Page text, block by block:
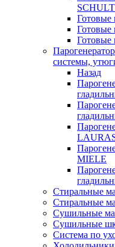
Готовые
Готовые
Готовые
системы,
Назад
MIELE
Стиральные
Стиральные
Сушильные
Сушильные
Система по